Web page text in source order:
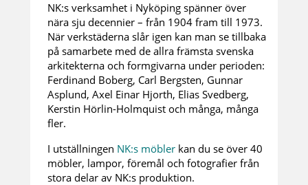
NK:s verksamhet i Nyköping spänner över
nära sju decennier – från 1904 fram till 1973.
När verkstäderna slår igen kan man se tillbaka
på samarbete med de allra främsta svenska
arkitekterna och formgivarna under perioden:
Ferdinand Boberg, Carl Bergsten, Gunnar
Asplund, Axel Einar Hjorth, Elias Svedberg,
Kerstin Hörlin-Holmquist och många, många
fler.
I utställningen NK:s möbler kan du se över 40
möbler, lampor, föremål och fotografier från
stora delar av NK:s produktion.